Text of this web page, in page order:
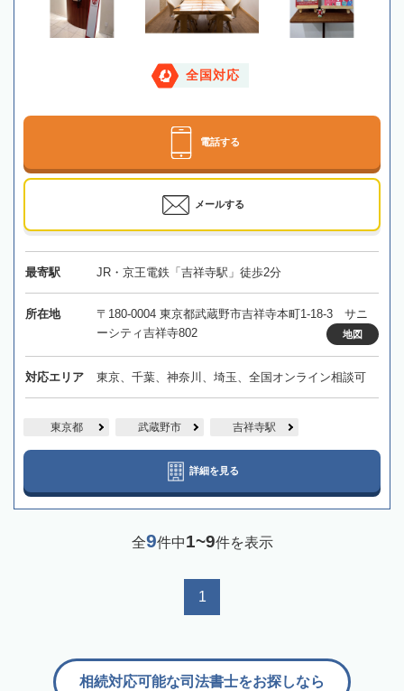
全国対応
電話する
メールする
最寄駅 JR・京王電鉄「吉祥寺駅」徒歩2分
所在地
〒180-0004 東京都武蔵野市吉祥寺本町1-18-3 サニ
ーシティ吉祥寺802
地図
対応エリア 東京、千葉、神奈川、埼玉、全国オンライン相談可
東京都 武蔵野市 吉祥寺駅
詳細を見る
全9件中1~9件を表示
1
相続対応可能な司法書士をお探しなら